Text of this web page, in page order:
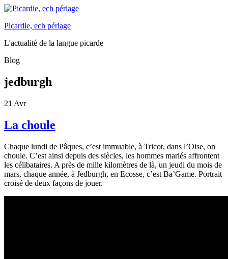
Picardie, ech pérlage
L'actualité de la langue picarde
Blog
jedburgh
21 Avr
La choule
Chaque lundi de Pâques, c’est immuable, à Tricot, dans l’Oise, on
choule. C’est ainsi depuis des siècles, les hommes mariés affrontent
les célibataires. A près de mille kilomètres de là, un jeudi du mois de
mars, chaque année, à Jedburgh, en Ecosse, c’est Ba’Game. Portrait
croisé de deux façons de jouer.